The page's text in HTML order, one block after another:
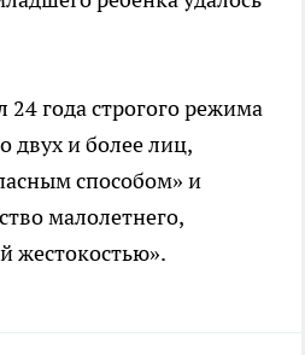
года строгого режима
двух и более лиц,
способом» и
малолетнего,
жестокостью».